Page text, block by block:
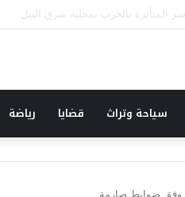
بلا رأس ولا قعر (٢)
سياحة وتراث قضايا رياضة
وفق ضوابط صارمة